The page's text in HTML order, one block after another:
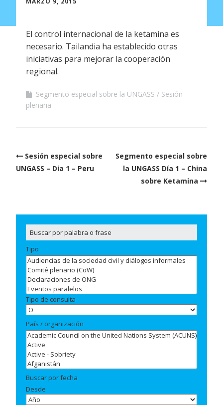
El control internacional de la ketamina es
necesario. Tailandia ha establecido otras
iniciativas para mejorar la cooperación
regional.
Segmento especial sobre la UNGASS
Sesión
plenaria
Post
navigation
Sesión especial sobre
UNGASS – Dia 1 – Peru
Segmento especial sobre
la UNGASS Día 1 – China
sobre Ketamina
Tipo
Tipo de consulta
País / organización
Buscar por fecha
Desde